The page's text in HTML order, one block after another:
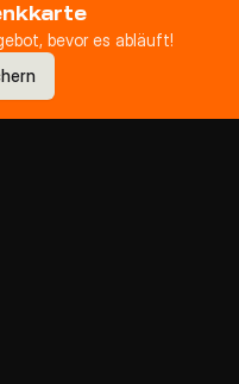
bevor es abläuft!